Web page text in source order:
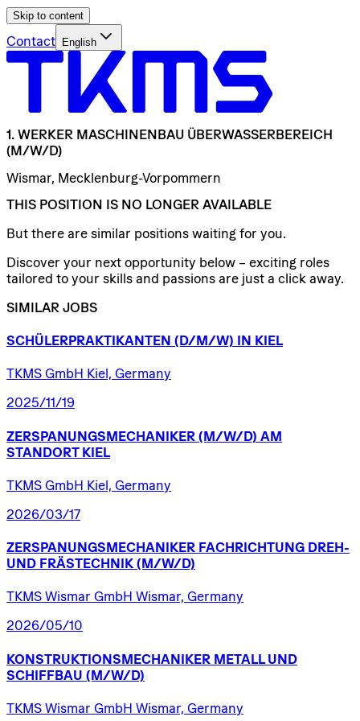
Skip to content
Contact English
1. WERKER MASCHINENBAU ÜBERWASSERBEREICH
(M/W/D)
Wismar, Mecklenburg-Vorpommern
THIS POSITION IS NO LONGER AVAILABLE
But there are similar positions waiting for you.
Discover your next opportunity below – exciting roles
tailored to your skills and passions are just a click away.
SIMILAR JOBS
SCHÜLERPRAKTIKANTEN (D/​M/​W) IN KIEL
TKMS GmbH Kiel, Germany
2025/11/19
ZERSPANUNGSMECHANIKER (M/W/D) AM
STANDORT KIEL
TKMS GmbH Kiel, Germany
2026/03/17
ZERSPANUNGSMECHANIKER FACHRICHTUNG DREH-
UND FRÄSTECHNIK (M/W/D)
TKMS Wismar GmbH Wismar, Germany
2026/05/10
KONSTRUKTIONSMECHANIKER METALL UND
SCHIFFBAU (M/W/D)
TKMS Wismar GmbH Wismar, Germany